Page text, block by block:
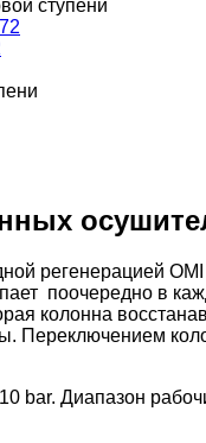
ступени
регенерацией
поочередно в
колонна
Переключением
bar. Диапазон